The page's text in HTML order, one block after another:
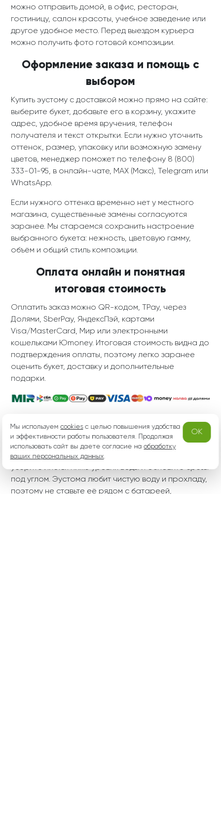
можно отправить домой, в офис, ресторан,
гостиницу, салон красоты, учебное заведение или
другое удобное место. Перед выездом курьера
можно получить фото готовой композиции.
Оформление заказа и помощь с
выбором
Купить эустому с доставкой можно прямо на сайте:
выберите букет, добавьте его в корзину, укажите
адрес, удобное время вручения, телефон
получателя и текст открытки. Если нужно уточнить
оттенок, размер, упаковку или возможную замену
цветов, менеджер поможет по телефону 8 (800)
333-01-95, в онлайн-чате, MAX (Макс), Telegram или
WhatsApp.
Если нужного оттенка временно нет у местного
магазина, существенные замены согласуются
заранее. Мы стараемся сохранить настроение
выбранного букета: нежность, цветовую гамму,
объём и общий стиль композиции.
Оплата онлайн и понятная
итоговая стоимость
Оплатить заказ можно QR-кодом, TPay, через
Долями, SberPay, ЯндексПэй, картами
Visa/MasterCard, Мир или электронными
кошельками Юmoney. Итоговая стоимость видна до
подтверждения оплаты, поэтому легко заранее
оценить букет, доставку и дополнительные
подарки.
Как ухаживать за эустомой после
вручения
Поставьте букет в чистую вазу с прохладной водой,
уберите листья ниже уровня воды и обновите срезы
под углом. Эустома любит чистую воду и прохладу,
поэтому не ставьте её рядом с батареей,
Мы используемcookiesс целью повышения удобства
и эффективности работы пользователя. Продолжая
использовать сайт вы даете согласие наобработку
ваших персональных данных.
OK